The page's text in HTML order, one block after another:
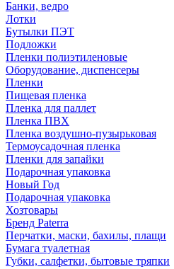
Банки, ведро
Лотки
Бутылки ПЭТ
Подложки
Пленки полиэтиленовые
Оборудование, диспенсеры
Пленки
Пищевая пленка
Пленка для паллет
Пленка ПВХ
Пленка воздушно-пузырьковая
Термоусадочная пленка
Пленки для запайки
Подарочная упаковка
Новый Год
Подарочная упаковка
Хозтовары
Бренд Paterra
Перчатки, маски, бахилы, плащи
Бумага туалетная
Губки, салфетки, бытовые тряпки